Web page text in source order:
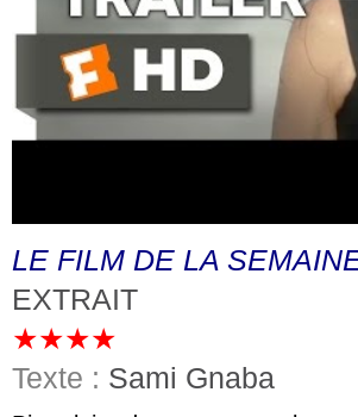
LE FILM DE LA
EXTRAIT
★★★★
Texte : Sami Gnaba